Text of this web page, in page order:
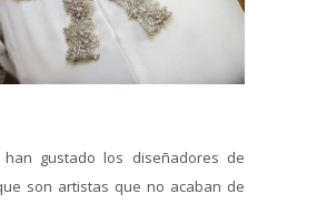
han gustado los diseñadores de
son artistas que no acaban de